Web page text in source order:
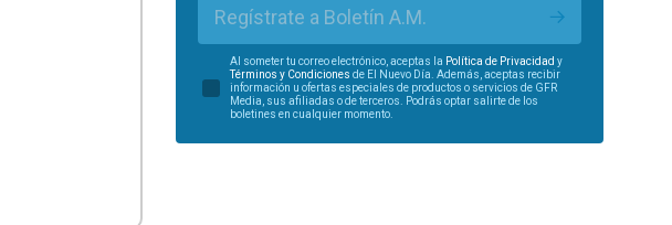
Regístrate a Boletín A.M.
Al someter tu correo electrónico, aceptas la Política de Privacidad y
Términos y Condiciones de El Nuevo Día. Además, aceptas recibir
información u ofertas especiales de productos o servicios de GFR
Media, sus afiliadas o de terceros. Podrás optar salirte de los
boletines en cualquier momento.